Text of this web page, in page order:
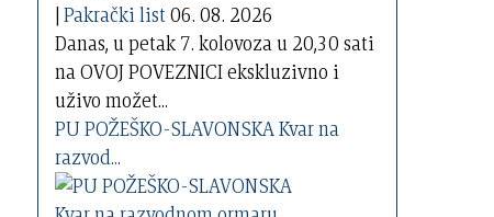
|Pakrački list06. 08. 2026
Danas, u petak 7. kolovoza u 20,30 sati
na OVOJ POVEZNICI ekskluzivno i
uživo možet...
PU POŽEŠKO-SLAVONSKA Kvar na
razvod...